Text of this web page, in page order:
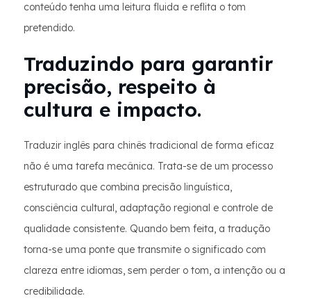
conteúdo tenha uma leitura fluida e reflita o tom
pretendido.
Traduzindo para garantir
precisão, respeito à
cultura e impacto.
Traduzir inglês para chinês tradicional de forma eficaz
não é uma tarefa mecânica. Trata-se de um processo
estruturado que combina precisão linguística,
consciência cultural, adaptação regional e controle de
qualidade consistente. Quando bem feita, a tradução
torna-se uma ponte que transmite o significado com
clareza entre idiomas, sem perder o tom, a intenção ou a
credibilidade.